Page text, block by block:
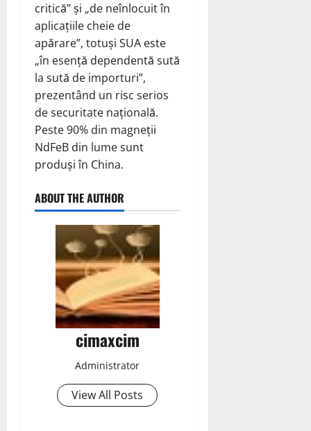
critică” și „de neînlocuit în
aplicațiile cheie de
apărare”, totuși SUA este
„în esență dependentă sută
la sută de importuri”,
prezentând un risc serios
de securitate națională.
Peste 90% din magneții
NdFeB din lume sunt
produși în China.
ABOUT THE AUTHOR
cimaxcim
Administrator
View All Posts